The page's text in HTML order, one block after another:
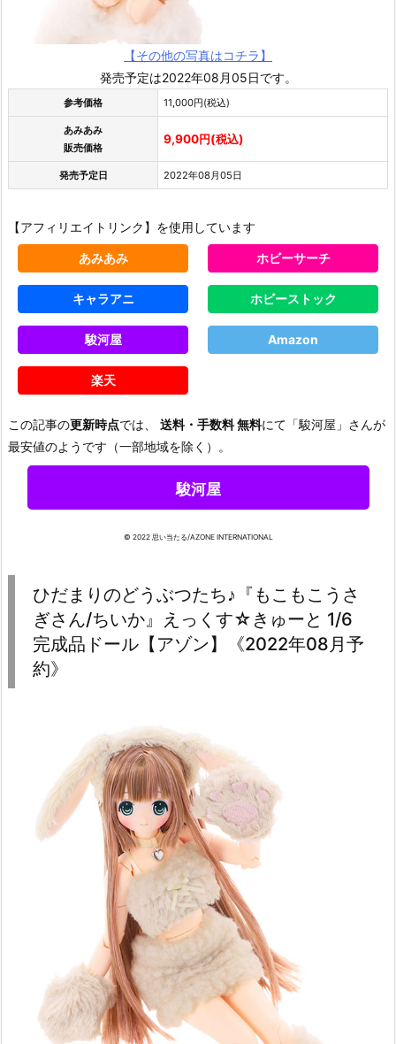
【その他の写真はコチラ】
発売予定は2022年08月05日です。
参考価格 11,000円(税込)
あみあみ
販売価格
9,900円(税込)
発売予定日 2022年08月05日
【アフィリエイトリンク】を使用しています
あみあみ ホビーサーチ
キャラアニ ホビーストック
駿河屋 Amazon
楽天
この記事の更新時点では、 送料・手数料 無料にて「駿河屋」さんが
最安値のようです（一部地域を除く）。
駿河屋
© 2022 思い当たる/AZONE INTERNATIONAL
ひだまりのどうぶつたち♪『もこもこうさ
ぎさん/ちいか』えっくす☆きゅーと 1/6
完成品ドール【アゾン】《2022年08月予
約》